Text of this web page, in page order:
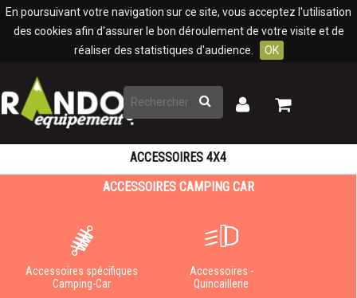
En poursuivant votre navigation sur ce site, vous acceptez l'utilisation
des cookies afin d'assurer le bon déroulement de votre visite et de
réaliser des statistiques d'audience.
OK
Rechercher
Mon
Mon
ACCESSOIRES 4X4
ACCESSOIRES CAMPING CAR
Accessoires spécifiques
Camping-Car
Accessoires -
Quincaillerie
Panneau de gestion des cookies